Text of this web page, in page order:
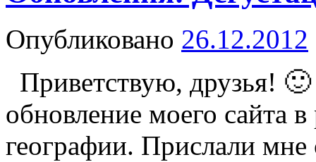
Опубликовано 26.12.2012
Приветствую, друзья!
обновление моего сайта
географии. Прислали мне